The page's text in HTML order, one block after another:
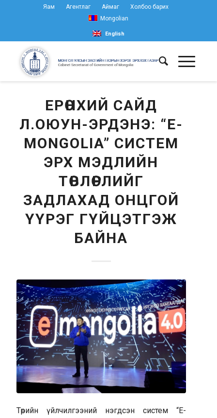
Яам Агентлаг Аймаг
Холбоо барих
Mongolian
English
ЕРӨНХИЙ САЙД
Л.ОЮУН-ЭРДЭНЭ: “E-
MONGOLIA” СИСТЕМ
ЭРХ МЭДЛИЙН
ТӨВЛӨРЛИЙГ
ЗАДЛАХАД ОНЦГОЙ
ҮҮРЭГ ГҮЙЦЭТГЭЖ
БАЙНА
Төрийн үйлчилгээний нэгдсэн систем “E-